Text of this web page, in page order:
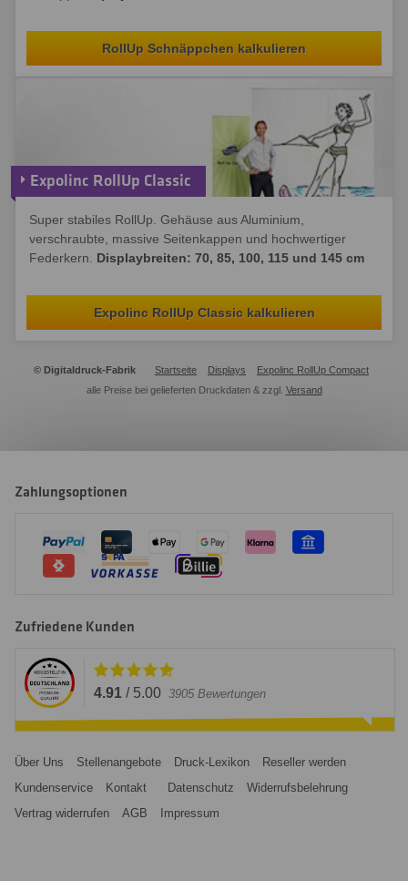
RollUp Schnäppchen kalkulieren
Expolinc RollUp Classic
Super stabiles RollUp. Gehäuse aus Aluminium,
verschraubte, massive Seitenkappen und hochwertiger
Federkern. Displaybreiten: 70, 85, 100, 115 und 145 cm
Expolinc RollUp Classic kalkulieren
© Digitaldruck-Fabrik Startseite Displays
Expolinc RollUp Compact
alle Preise bei gelieferten Druckdaten & zzgl. Versand
Zahlungsoptionen
Zufriedene Kunden
4.91 / 5.00 3905 Bewertungen
Über Uns Stellenangebote Druck-Lexikon
Reseller werden
Kundenservice
Kontakt Datenschutz
Widerrufsbelehrung
Vertrag widerrufen
AGB Impressum